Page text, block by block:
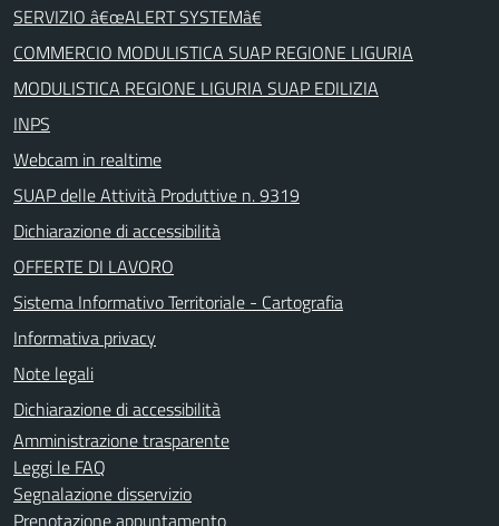
SERVIZIO â€œALERT SYSTEMâ€
COMMERCIO MODULISTICA SUAP REGIONE LIGURIA
MODULISTICA REGIONE LIGURIA SUAP EDILIZIA
INPS
Webcam in realtime
SUAP delle Attività Produttive n. 9319
Dichiarazione di accessibilità
OFFERTE DI LAVORO
Sistema Informativo Territoriale - Cartografia
Informativa privacy
Note legali
Dichiarazione di accessibilità
Amministrazione trasparente
Leggi le FAQ
Segnalazione disservizio
Prenotazione appuntamento